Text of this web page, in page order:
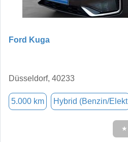
Ford Kuga
Düsseldorf, 40233
5.000 km Hybrid (Benzin/Elekt
★